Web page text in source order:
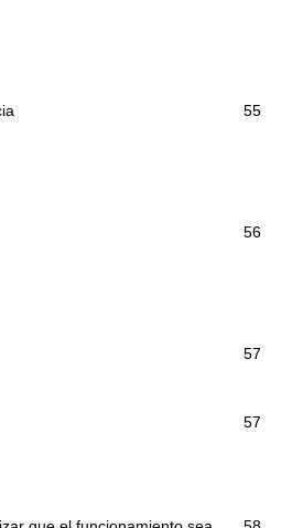
55
56
57
57